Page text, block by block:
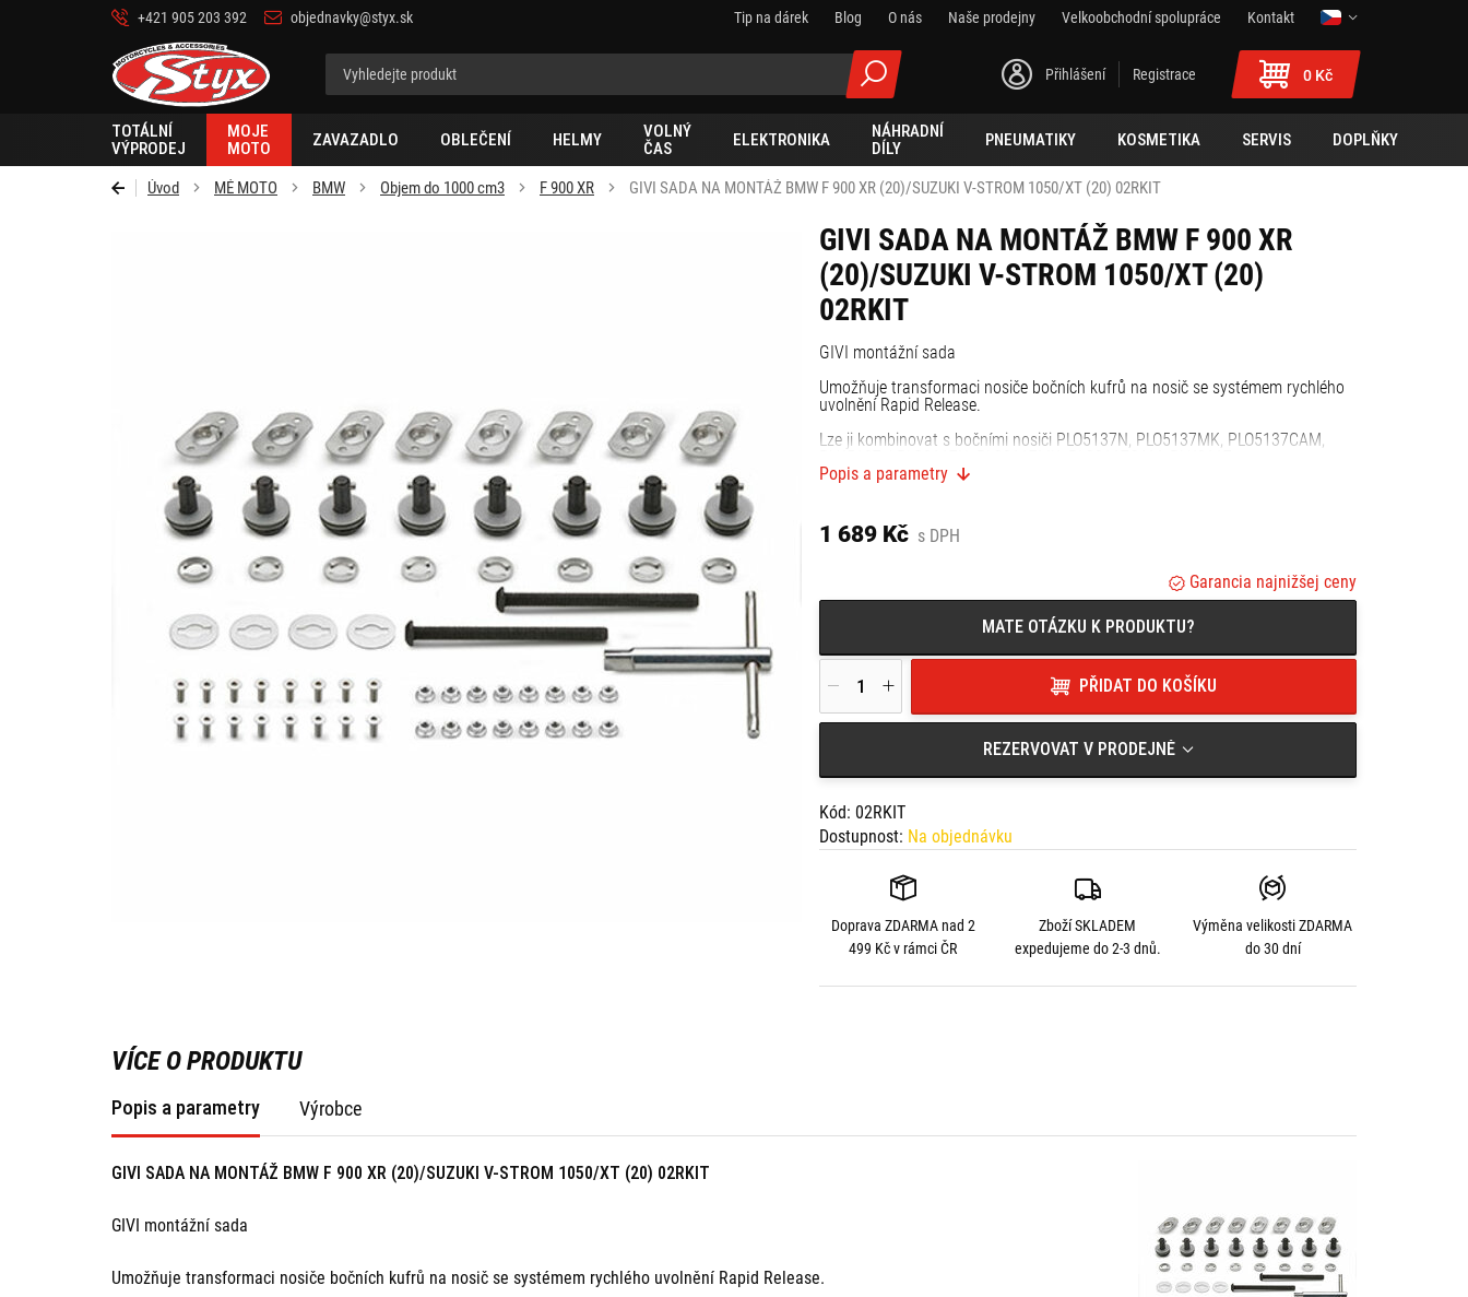
+421 905 203 392 objednavky@styx.sk Tip na dárek Blog O nás Naše prodejny Velkoobchodní spolupráce
Kontakt
Styx-
cz
Přihlášení Registrace 0 Kč
TOTÁLNÍ
VÝPRODEJ
MOJE
MOTO
ZAVAZADLO OBLEČENÍ HELMY
VOLNÝ
ČAS
ELEKTRONIKA
NÁHRADNÍ
DÍLY
PNEUMATIKY KOSMETIKA SERVIS DOPLŇKY
Úvod MÉ MOTO BMW Objem do 1000 cm3 F 900 XR GIVI SADA NA MONTÁŽ BMW F 900 XR (20)/SUZUKI V-STROM 1050/XT (20) 02RKIT
GIVI SADA NA MONTÁŽ BMW F 900 XR
(20)/SUZUKI V-STROM 1050/XT (20)
02RKIT
GIVI montážní sada
Umožňuje transformaci nosiče bočních kufrů na nosič se systémem rychlého
uvolnění Rapid Release.
Lze ji kombinovat s bočními nosiči PLO5137N, PLO5137MK, PLO5137CAM,
BMW F 900 XR (20) - PLO5137N, PLO5137MK, PLO5137CAM, PLX5137
Suzuki V-Strom 1050/XT (20) - PLO3117N, PLO3117MK, PLO3117CAM,
Popis a parametry
1 689 Kč s DPH
Garancia najnižšej ceny
MATE OTÁZKU K PRODUKTU?
PŘIDAT DO KOŠÍKU
REZERVOVAT V PRODEJNĚ
Kód: 02RKIT
Dostupnost: Na objednávku
Doprava ZDARMAnad 2
499 Kč v rámci ČR
Zboží SKLADEM
expedujeme do 2-3 dnů.
Výměna velikostiZDARMA
do 30 dní
VÍCE O PRODUKTU
Popis a parametry Výrobce
GIVI SADA NA MONTÁŽ BMW F 900 XR (20)/SUZUKI V-STROM 1050/XT (20) 02RKIT
GIVI montážní sada
Umožňuje transformaci nosiče bočních kufrů na nosič se systémem rychlého uvolnění Rapid Release.